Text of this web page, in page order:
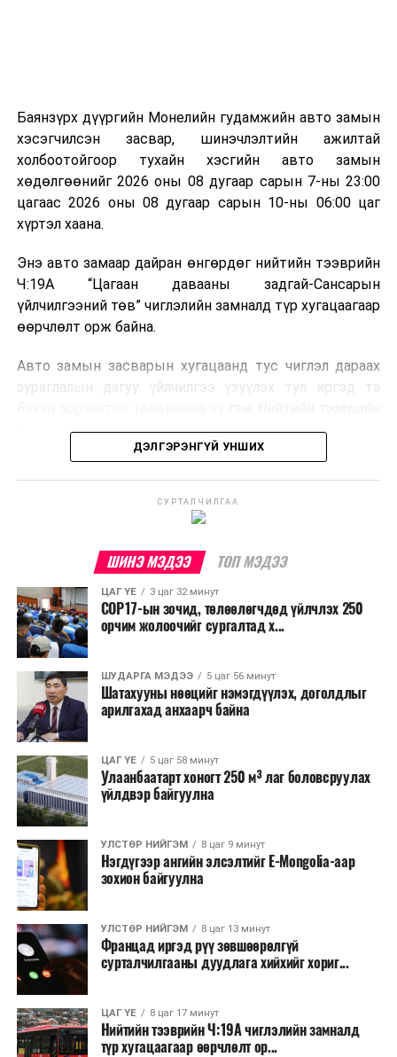
болон дулааны эрчим хүч үйлдвэрлэхэд ашиглаж
болдог. Зарим технологийн хувьд шаталтын дараа
үлдэх үнснээс фосфор зэрэг ашигт эрдсийг сэргээн
авах боломжтой аж.
Япон, Герман, Швейцар, Нидерланд, Өмнөд Солонгос
зэрэг улс лаг хатаах, шатаах технологийг ашиглаж
байна. Тухайлбал, Германд лаг шатаах үйлдвэрээс
гарсан үнснээс фосфор сэргээн авах технологи
ашигладаг бол Нидерландад төвлөрсөн лаг
боловсруулах үйлдвэрүүдээр дулаан, цахилгаан
Ийнхүү лаг хатаах, шатаах технологийг лагийн
улсад өргөн ашиглаж байна.
Баянзүрх дүүргийн Монелийн гудамжийн авто замын
хэсэгчилсэн засвар, шинэчлэлтийн ажилтай
холбоотойгоор тухайн хэсгийн авто замын
хөдөлгөөнийг 2026 оны 08 дугаар сарын 7-ны 23:00
цагаас 2026 оны 08 дугаар сарын 10-ны 06:00 цаг
хүртэл хаана.
Энэ авто замаар дайран өнгөрдөг нийтийн тээврийн
Ч:19А “Цагаан давааны задгай-Сансарын
үйлчилгээний төв” чиглэлийн замналд түр хугацаагаар
өөрчлөлт орж байна.
Авто замын засварын хугацаанд тус чиглэл дараах
зураглалын дагуу үйлчилгээ үзүүлэх тул иргэд та
бодлогын газраас мэдээллээ.
ДЭЛГЭРЭНГҮЙ УНШИХ
СУРТАЛЧИЛГАА
ШИНЭ МЭДЭЭ ТОП МЭДЭЭ
ЦАГ ҮЕ 3 цаг 32 минут
COP17-ын зочид, төлөөлөгчдөд үйлчлэх 250
орчим жолоочийг сургалтад х...
ШУДАРГА МЭДЭЭ 5 цаг 56 минут
Шатахууны нөөцийг нэмэгдүүлэх, доголдлыг
арилгахад анхаарч байна
ЦАГ ҮЕ 5 цаг 58 минут
Улаанбаатарт хоногт 250 м³ лаг боловсруулах
үйлдвэр байгуулна
УЛСТӨР НИЙГЭМ 8 цаг 9 минут
Нэгдүгээр ангийн элсэлтийг E-Mongolia-аар
зохион байгуулна
УЛСТӨР НИЙГЭМ 8 цаг 13 минут
Францад иргэд рүү зөвшөөрөлгүй
сурталчилгааны дуудлага хийхийг хориг...
ЦАГ ҮЕ 8 цаг 17 минут
Нийтийн тээврийн Ч:19А чиглэлийн замналд
түр хугацаагаар өөрчлөлт ор...